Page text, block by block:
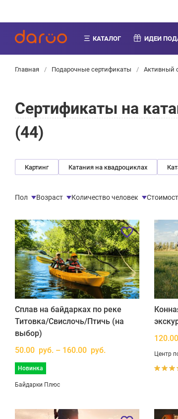
КАТАЛОГ ИДЕИ
Главная / Подарочные сертификаты / Активный
Сертификаты на
(44)
Картинг Катания на квадроциклах
Пол Возраст Количество человек
Сплав на байдарках по реке
Титовка/Свислочь/Птичь (на
выбор)
50.00 руб. – 160.00 руб.
Новинка
Байдарки Плюс
Центр